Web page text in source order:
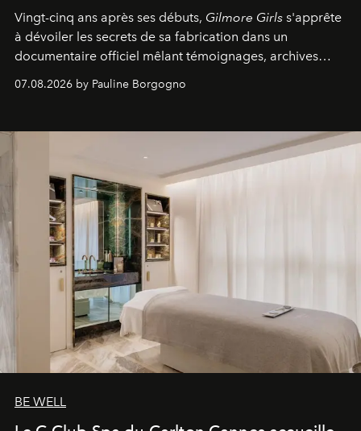
Vingt-cinq ans après ses débuts, Gilmore Girls s'apprête
à dévoiler les secrets de sa fabrication dans un
documentaire officiel mêlant témoignages, archives
inédites et plongée dans les coulisses d'un phénomène
générationnel.
07.08.2026 by Pauline Borgogno
BE WELL